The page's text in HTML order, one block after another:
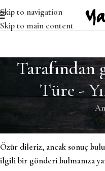
Skip to navigation
Skip to main content
Türe -
Özür dileriz, ancak sonuç
ilgili bir gönderi bulmanıza